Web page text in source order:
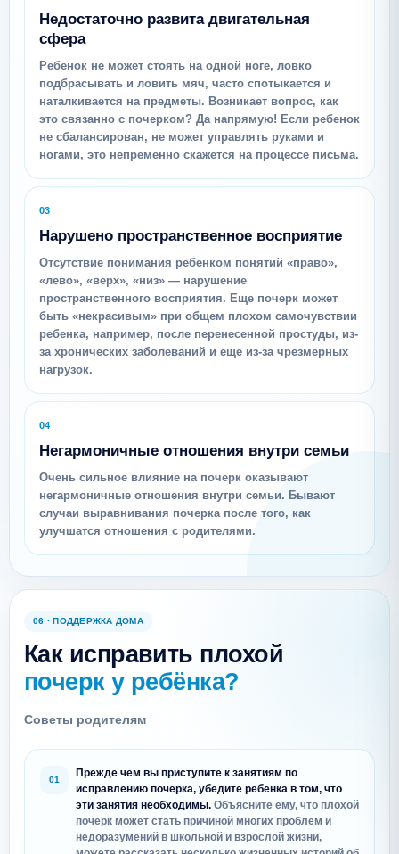
Недостаточно развита двигательная
сфера
Ребенок не может стоять на одной ноге, ловко
подбрасывать и ловить мяч, часто спотыкается и
наталкивается на предметы. Возникает вопрос, как
это связанно с почерком? Да напрямую! Если ребенок
не сбалансирован, не может управлять руками и
ногами, это непременно скажется на процессе письма.
03
Нарушено пространственное восприятие
Отсутствие понимания ребенком понятий «право»,
«лево», «верх», «низ» — нарушение
пространственного восприятия. Еще почерк может
быть «некрасивым» при общем плохом самочувствии
ребенка, например, после перенесенной простуды, из-
за хронических заболеваний и еще из-за чрезмерных
нагрузок.
04
Негармоничные отношения внутри семьи
Очень сильное влияние на почерк оказывают
негармоничные отношения внутри семьи. Бывают
случаи выравнивания почерка после того, как
улучшатся отношения с родителями.
06 · ПОДДЕРЖКА ДОМА
Как исправить плохой
почерк у ребёнка?
Советы родителям
Прежде чем вы приступите к занятиям по
исправлению почерка, убедите ребенка в том, что
эти занятия необходимы. Объясните ему, что плохой
почерк может стать причиной многих проблем и
недоразумений в школьной и взрослой жизни,